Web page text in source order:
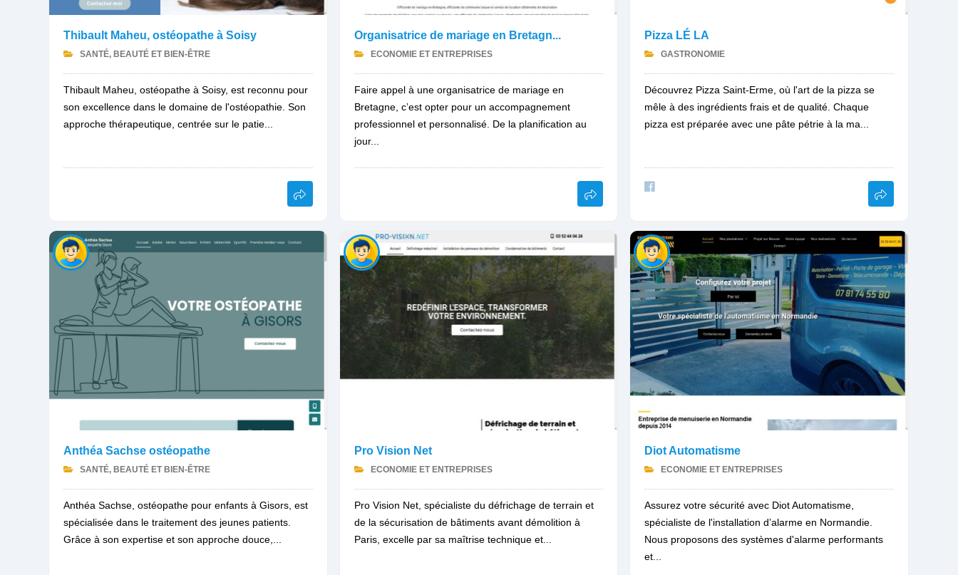
Thibault Maheu, ostéopathe à Soisy
SANTÉ, BEAUTÉ ET BIEN-ÊTRE
Thibault Maheu, ostéopathe à Soisy, est reconnu pour
son excellence dans le domaine de l'ostéopathie. Son
approche thérapeutique, centrée sur le patie...
Organisatrice de mariage en Bretagn...
ECONOMIE ET ENTREPRISES
Faire appel à une organisatrice de mariage en
Bretagne, c’est opter pour un accompagnement
professionnel et personnalisé. De la planification au
jour...
Pizza LÉ LA
GASTRONOMIE
Découvrez Pizza Saint-Erme, où l'art de la pizza se
mêle à des ingrédients frais et de qualité. Chaque
pizza est préparée avec une pâte pétrie à la ma...
Anthéa Sachse ostéopathe
SANTÉ, BEAUTÉ ET BIEN-ÊTRE
Anthéa Sachse, ostéopathe pour enfants à Gisors, est
spécialisée dans le traitement des jeunes patients.
Grâce à son expertise et son approche douce,...
Pro Vision Net
ECONOMIE ET ENTREPRISES
Pro Vision Net, spécialiste du défrichage de terrain et
de la sécurisation de bâtiments avant démolition à
Paris, excelle par sa maîtrise technique et...
Diot Automatisme
ECONOMIE ET ENTREPRISES
Assurez votre sécurité avec Diot Automatisme,
spécialiste de l'installation d’alarme en Normandie.
Nous proposons des systèmes d'alarme performants
et...